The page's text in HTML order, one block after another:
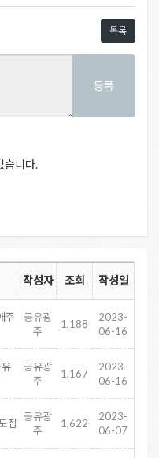
목록
등록
습니다.
작성자 조회 작성일
주
공유광
주
1,188
2023-
06-16
공유광
주
1,167
2023-
06-16
집
공유광
주
1,622
2023-
06-07